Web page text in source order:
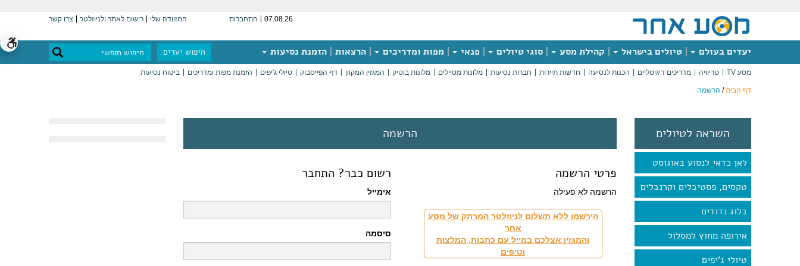
07.08.26 התחברות המזוודה שלי רישום לאתר ולניוזלטר צרו קשר
יעדים בעולם טיולים בישראל קהילת מסע סוגי טיולים פנאי מפות ומדריכים הרצאות הזמנת נסיעות חיפוש יעדים
מסע TV טריוויה מדריכים דיגיטליים הכנות לנסיעה חדשות תיירות חברות נסיעות מלונות מטיילים מלונות בוטיק המגזין המקוון דף הפייסבוק טיולי ג'יפים הזמנת מפות ומדריכים ביטוח נסיעות
דף הבית/ הרשמה
השראה לטיולים
לאן כדאי לנסוע באוגוסט
טקסים, פסטיבלים וקרנבלים
בלוג נדודים
אירופה מחוץ למסלול
טיולי ג'יפים
הרשמה
פרטי הרשמה
הרשמה לא פעילה
הירשמו ללא תשלום לניוזלטר המרתק של מסע
אחר
והמגזין אצלכם במייל עם כתבות, המלצות
וטיפים
רשום כבר? התחבר
אימייל
סיסמה